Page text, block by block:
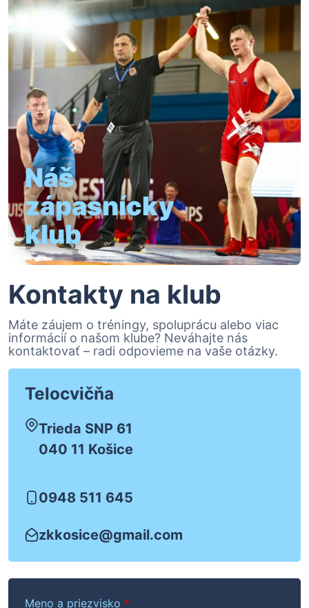
Náš
zápasnícky
klub
Kontakty na klub
Máte záujem o tréningy, spoluprácu alebo viac
informácií o našom klube? Neváhajte nás
kontaktovať – radi odpovieme na vaše otázky.
Telocvičňa
Trieda SNP 61
040 11 Košice
0948 511 645
zkkosice@gmail.com
Meno a priezvisko *